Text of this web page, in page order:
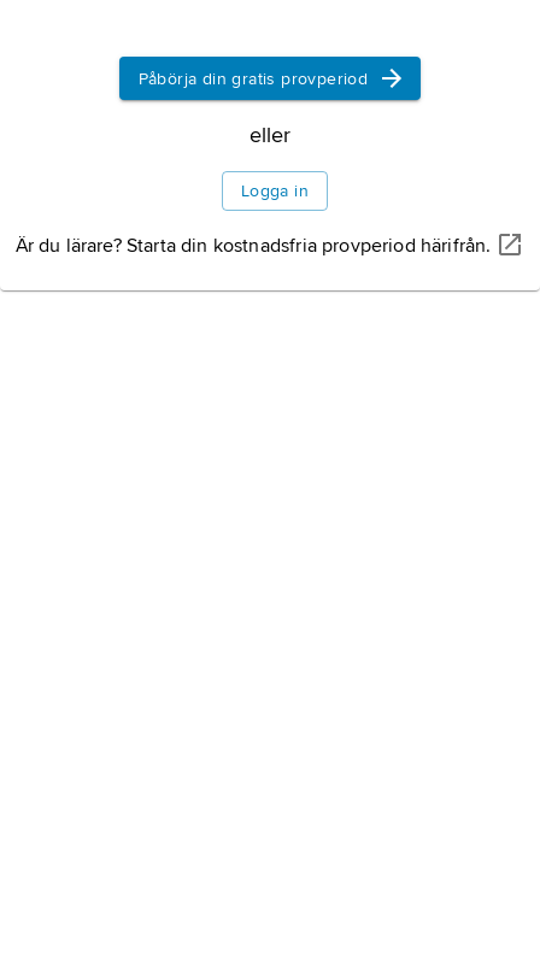
Påbörja din gratis provperiod
eller
Logga in
Är du lärare? Starta din kostnadsfria provperiod härifrån.